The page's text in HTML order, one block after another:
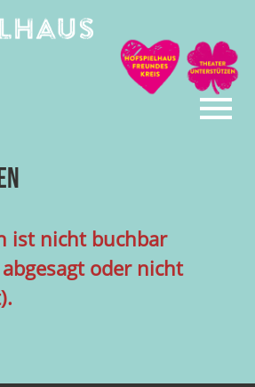
ist nicht buchbar
oder nicht